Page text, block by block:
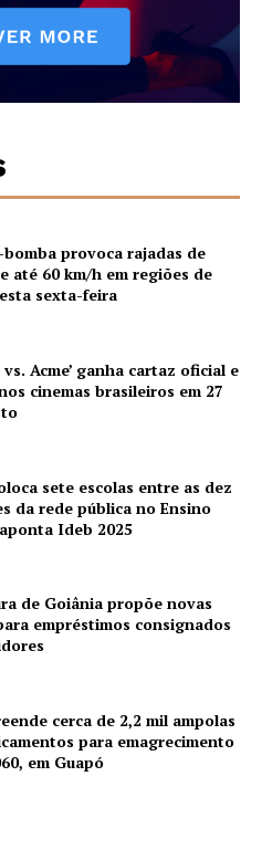
bomba provoca rajadas de
até 60 km/h em regiões de
sexta-feira
vs. Acme’ ganha cartaz oficial e
cinemas brasileiros em 27
sete escolas entre as dez
da rede pública no Ensino
Ideb 2025
de Goiânia propõe novas
empréstimos consignados
cerca de 2,2 mil ampolas
para emagrecimento
em Guapó